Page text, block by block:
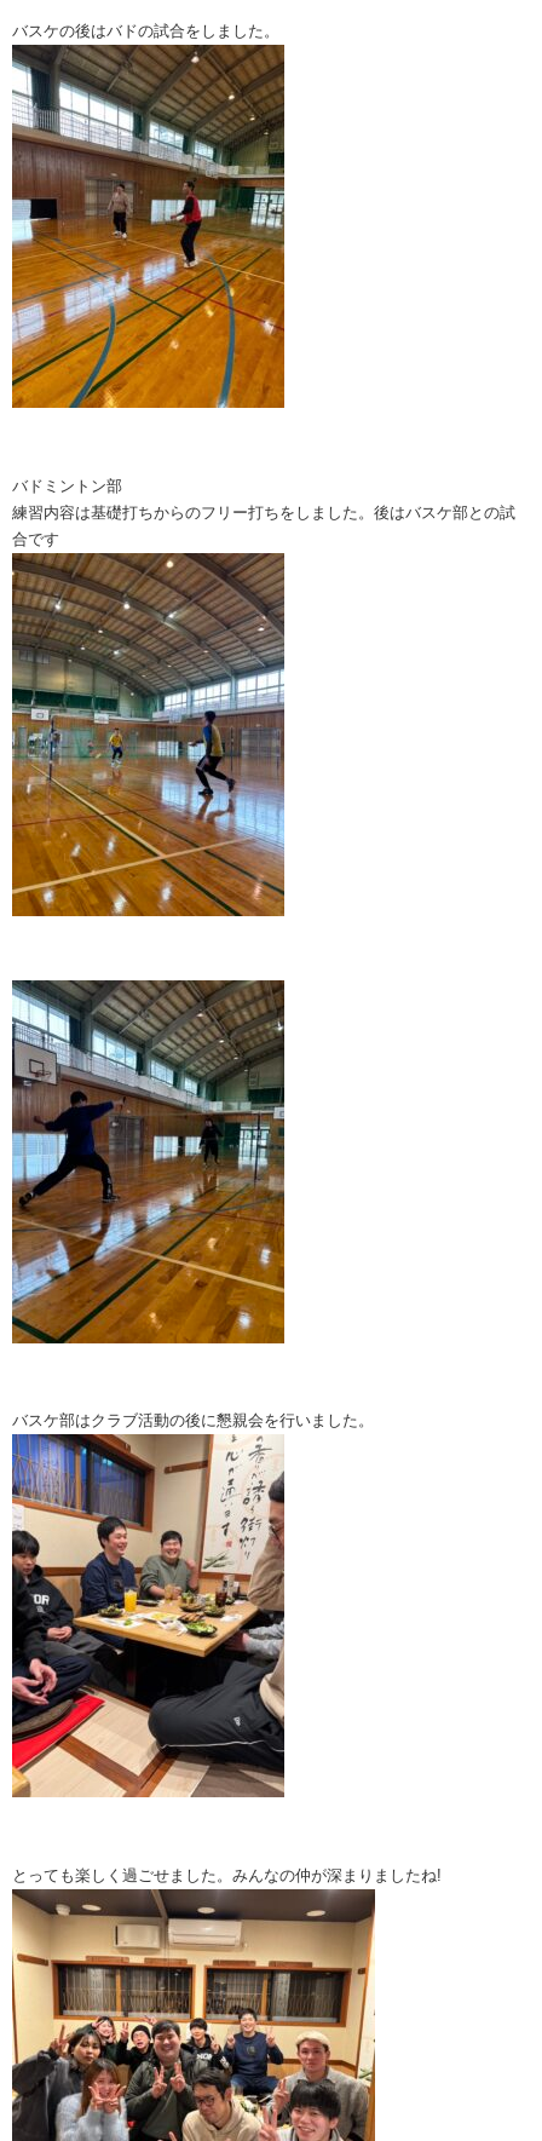
バスケの後はバドの試合をしました。
バドミントン部
練習内容は基礎打ちからのフリー打ちをしました。後はバスケ部との試
合です
バスケ部はクラブ活動の後に懇親会を行いました。
とっても楽しく過ごせました。みんなの仲が深まりましたね!